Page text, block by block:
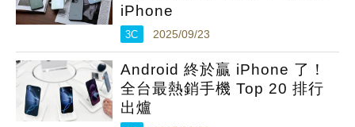
iPhone
3C 2025/09/23
Android 終於贏 iPhone 了！
全台最熱銷手機 Top 20 排行
出爐